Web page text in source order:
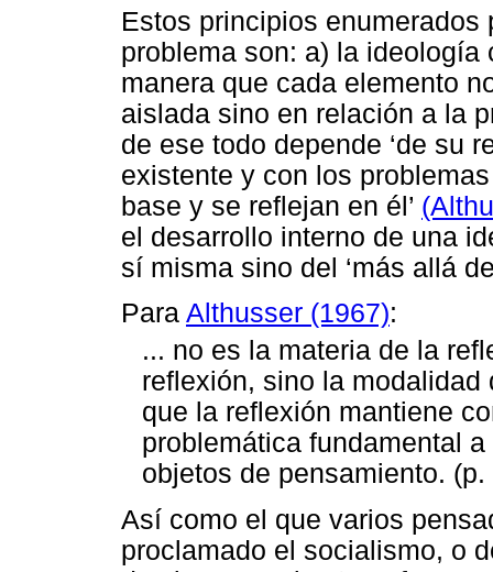
Estos principios
problema son: a) la
manera que cada elemento
aislada sino en relación a la
de ese todo depende ‘de su
existente y con los
base y se reflejan en él’
el desarrollo interno de una
sí misma sino del ‘más allá
Para Althusser (1967):
... no es la materia de la
reflexión, sino la
que la reflexión mantiene
problemática fundamental
objetos de pensamiento. (p.
Así como el que varios
proclamado el socialismo, o